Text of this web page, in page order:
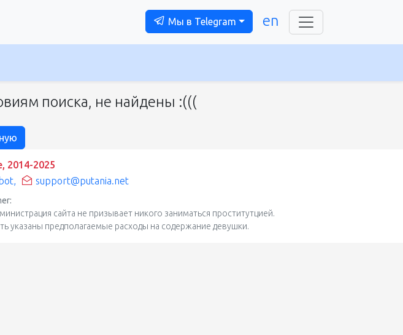
Мы в Telegram en
поиска, не найдены :(((
2014-2025
, support@putania.net
сайта не призывает никого заниматься проститутцией.
указаны предполагаемые расходы на содержание девушки.